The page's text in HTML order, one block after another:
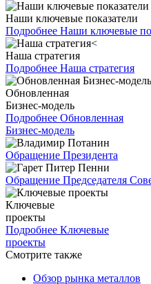
Наши ключевые показатели
Подробнее Наши ключевые
Наша стратегия
Подробнее Наша стратегия
Обновленная
Бизнес-модель
Подробнее Обновленная
Бизнес-модель
Обращение Президента
Обращение Председателя
Ключевые
проекты
Подробнее Ключевые
проекты
Смотрите также
Обзор рынка металлов